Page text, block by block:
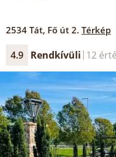
2534 Tát, Fő út 2. Térkép
4.9 Rendkívüli 12